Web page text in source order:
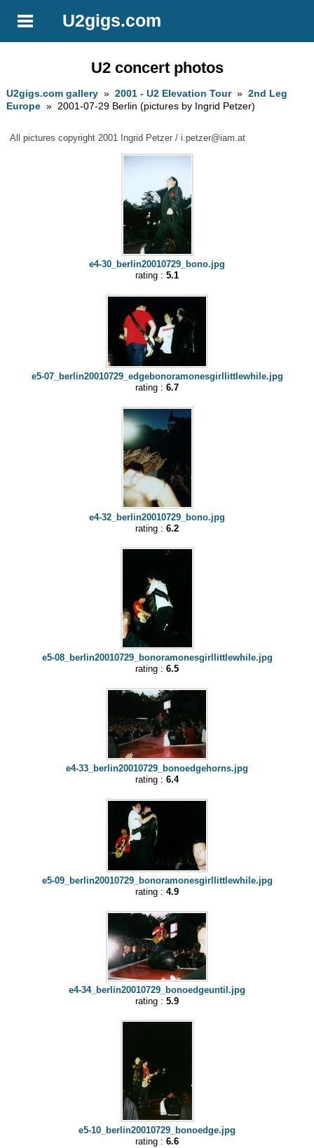
U2gigs.com
U2 concert photos
U2gigs.com gallery »2001 - U2 Elevation Tour»2nd Leg
Europe » 2001-07-29 Berlin (pictures by Ingrid Petzer)
All pictures copyright 2001 Ingrid Petzer /i.petzer@iam.at
e4-30_berlin20010729_bono.jpg
rating : 5.1
e5-07_berlin20010729_edgebonoramonesgirllittlewhile.jpg
rating : 6.7
e4-32_berlin20010729_bono.jpg
rating : 6.2
e5-08_berlin20010729_bonoramonesgirllittlewhile.jpg
rating : 6.5
e4-33_berlin20010729_bonoedgehorns.jpg
rating : 6.4
e5-09_berlin20010729_bonoramonesgirllittlewhile.jpg
rating : 4.9
e4-34_berlin20010729_bonoedgeuntil.jpg
rating : 5.9
e5-10_berlin20010729_bonoedge.jpg
rating : 6.6